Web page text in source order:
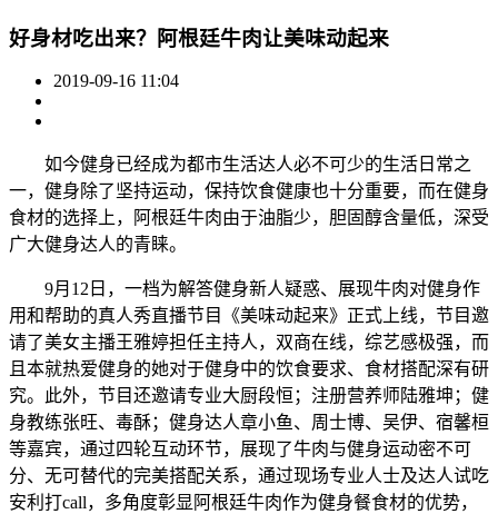
好身材吃出来？阿根廷牛肉让美味动起来
2019-09-16 11:04
如今健身已经成为都市生活达人必不可少的生活日常之
一，健身除了坚持运动，保持饮食健康也十分重要，而在健身
食材的选择上，阿根廷牛肉由于油脂少，胆固醇含量低，深受
广大健身达人的青睐。
9月12日，一档为解答健身新人疑惑、展现牛肉对健身作
用和帮助的真人秀直播节目《美味动起来》正式上线，节目邀
请了美女主播王雅婷担任主持人，双商在线，综艺感极强，而
且本就热爱健身的她对于健身中的饮食要求、食材搭配深有研
究。此外，节目还邀请专业大厨段恒；注册营养师陆雅坤；健
身教练张旺、毒酥；健身达人章小鱼、周士博、吴伊、宿馨桓
等嘉宾，通过四轮互动环节，展现了牛肉与健身运动密不可
分、无可替代的完美搭配关系，通过现场专业人士及达人试吃
安利打call，多角度彰显阿根廷牛肉作为健身餐食材的优势，